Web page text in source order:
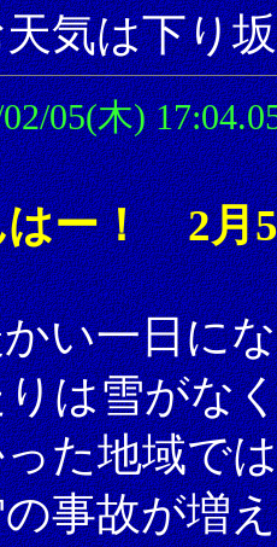
気は下り
05(木)
はー！ 2月
い一日に
は雪がな
た地域で
事故が増